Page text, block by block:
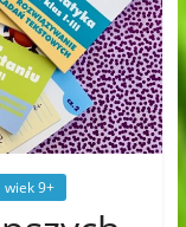
wiek 9+